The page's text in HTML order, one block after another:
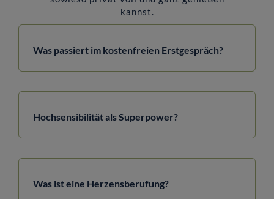
kannst.
Was passiert im kostenfreien Erstgespräch?
Hochsensibilität als Superpower?
Was ist eine Herzensberufung?